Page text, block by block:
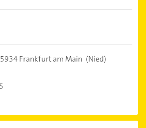
Frankfurt am Main (Nied)